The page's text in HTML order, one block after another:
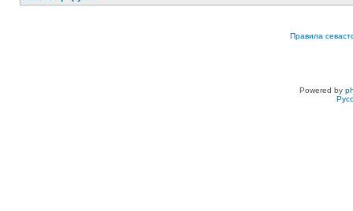
Правила
Powered by